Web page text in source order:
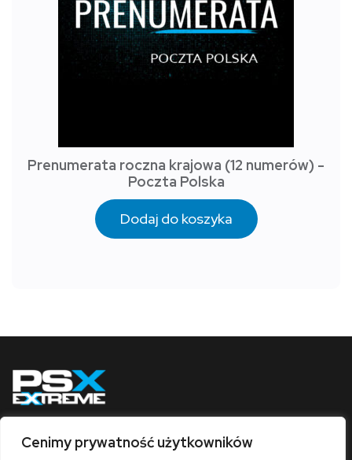
Cenimy prywatność użytkowników
Prenumerata roczna krajowa (12 numerów) -
Poczta Polska
Dodaj do koszyka
Obserwuj nas